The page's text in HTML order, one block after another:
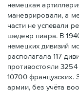
немeцкая
маневрировали, а
части не успевали
шедевр пиара. В
немецких дивизий
располагала 117
противостояли
10700 французских.
армии, без учёта